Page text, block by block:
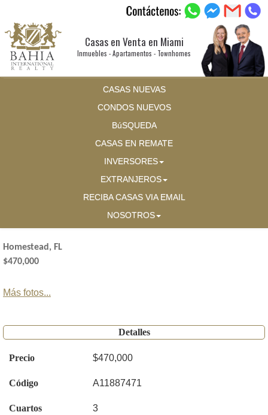
Casas en Venta en Miami
Inmuebles - Apartamentos - Townhomes
CASAS NUEVAS
CONDOS NUEVOS
BúSQUEDA
CASAS EN REMATE
INVERSORES
EXTRANJEROS
RECIBA CASAS VIA EMAIL
NOSOTROS
Homestead, FL
$470,000
Más fotos...
Detalles
Precio $470,000
Código A11887471
Cuartos 3